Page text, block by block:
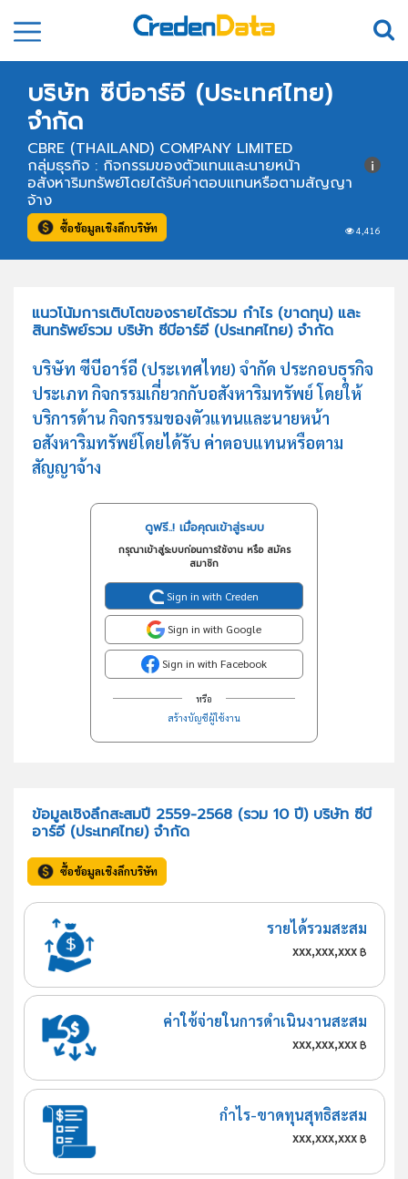
บริษัท ซีบีอาร์อี (ประเทศไทย)
จำกัด
CBRE (THAILAND) COMPANY LIMITED
4,416
กลุ่มธุรกิจ : กิจกรรมของตัวแทนและนายหน้า
อสังหาริมทรัพย์โดยได้รับค่าตอบแทนหรือตามสัญญา
จ้าง
ซื้อข้อมูลเชิงลึกบริษัท
แนวโน้มการเติบโตของรายได้รวม กำไร (ขาดทุน) และ
สินทรัพย์รวม บริษัท ซีบีอาร์อี (ประเทศไทย) จำกัด
บริษัท ซีบีอาร์อี (ประเทศไทย) จำกัด ประกอบธุรกิจ
ประเภท กิจกรรมเกี่ยวกกับอสังหาริมทรัพย์ โดยให้
บริการด้าน กิจกรรมของตัวแทนและนายหน้า
อสังหาริมทรัพย์โดยได้รับ ค่าตอบแทนหรือตาม
สัญญาจ้าง
ดูฟรี..! เมื่อคุณเข้าสู่ระบบ
กรุณาเข้าสู่ระบบก่อนการใช้งาน หรือ สมัคร
สมาชิก
Sign in with Creden
Sign in with Google
Sign in with Facebook
หรือ
สร้างบัญชีผู้ใช้งาน
ข้อมูลเชิงลึกสะสมปี 2559-2568 (รวม 10 ปี) บริษัท ซีบี
อาร์อี (ประเทศไทย) จำกัด
ซื้อข้อมูลเชิงลึกบริษัท
รายได้รวมสะสม
xxx,xxx,xxx฿
ค่าใช้จ่ายในการดำเนินงานสะสม
xxx,xxx,xxx฿
กำไร-ขาดทุนสุทธิสะสม
xxx,xxx,xxx฿